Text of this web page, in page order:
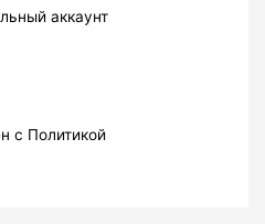
аккаунт
с Политикой